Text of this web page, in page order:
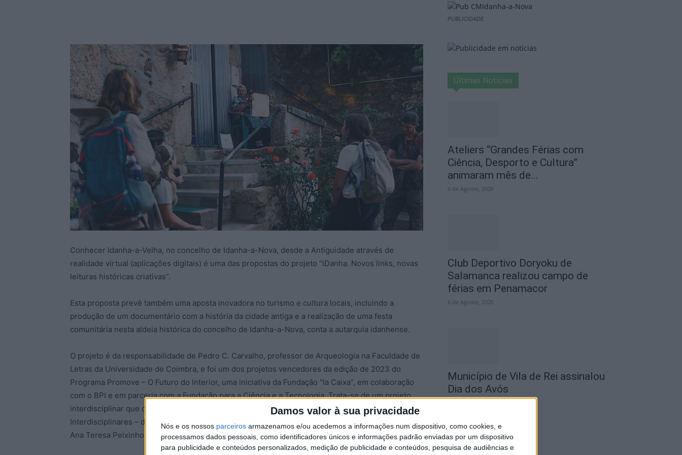
Damos valor à sua privacidade
Nós e os nossos parceiros armazenamos e/ou acedemos a informações num dispositivo, como cookies, e
processamos dados pessoais, como identificadores únicos e informações padrão enviadas por um dispositivo
para publicidade e conteúdos personalizados, medição de publicidade e conteúdos, pesquisa de audiências e
Conhecer Idanha-a-Velha, no concelho de Idanha-a-Nova, desde a Antiguidade através de
realidade virtual (aplicações digitais) é uma das propostas do projeto “iDanha. Novos links, novas
leituras históricas criativas”.
Esta proposta prevê também uma aposta inovadora no turismo e cultura locais, incluindo a
produção de um documentário com a história da cidade antiga e a realização de uma festa
comunitária nesta aldeia histórica do concelho de Idanha-a-Nova, conta a autarquia idanhense.
O projeto é da responsabilidade de Pedro C. Carvalho, professor de Arqueologia na Faculdade de
Letras da Universidade de Coimbra, e foi um dos projetos vencedores da edição de 2023 do
Programa Promove – O Futuro do Interior, uma iniciativa da Fundação “la Caixa”, em colaboração
com o BPI e em parceria com a Fundação para a Ciência e a Tecnologia. Trata-se de um projeto
interdisciplinar que conta com uma equipa de investigadores do CEIS20 – Centro de Estudos
Interdisciplinares – de diferentes áreas: Armando Redentor, Ricardo Costeira, Sara Dias-Trindade,
Ana Teresa Peixinho e Clara Almeida Santos.
PUBLICIDADE
Últimas Notícias
Ateliers “Grandes Férias com
Ciência, Desporto e Cultura”
animaram mês de...
6 de Agosto, 2026
Club Deportivo Doryoku de
Salamanca realizou campo de
férias em Penamacor
6 de Agosto, 2026
Município de Vila de Rei assinalou
Dia dos Avós